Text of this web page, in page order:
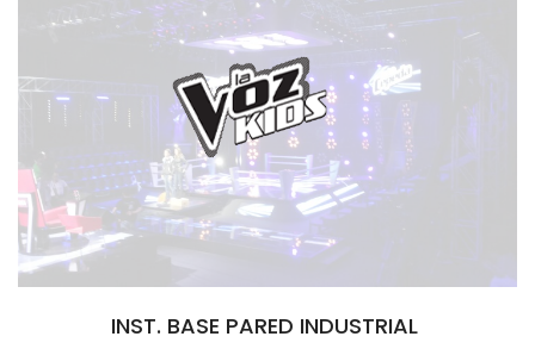
INST. BASE PARED INDUSTRIAL